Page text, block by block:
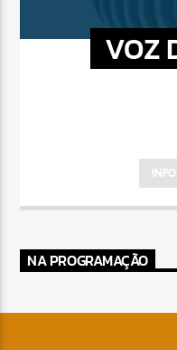
VOZ
NA PROGRAMAÇÃO